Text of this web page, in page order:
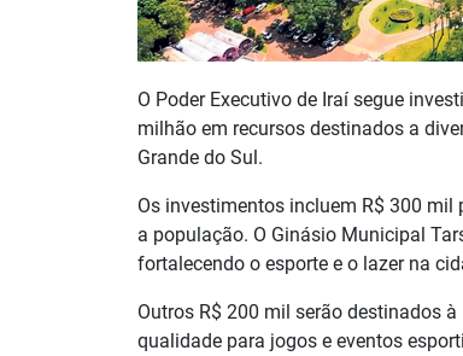
O Poder Executivo de Iraí segue
milhão em recursos destinados a
Grande do Sul.
Os investimentos incluem R$ 300
a população. O Ginásio Municipal
fortalecendo o esporte e o lazer na
Outros R$ 200 mil serão destinados
qualidade para jogos e eventos